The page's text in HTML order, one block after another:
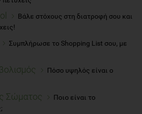
Βάλε στόχους στη διατροφή σου και
Συμπλήρωσε το Shopping List σου, με
Πόσο υψηλός είναι ο
Σώματος
Ποιο είναι το